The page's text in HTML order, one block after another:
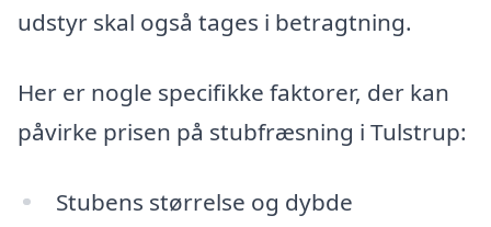
udstyr skal også tages i betragtning.
Her er nogle specifikke faktorer, der kan
påvirke prisen på stubfræsning i Tulstrup:
Stubens størrelse og dybde